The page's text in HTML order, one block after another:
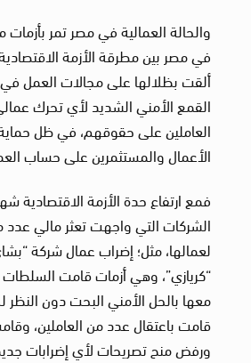
والحالة العمالية في مصر تمر بأزمات
في مصر بين مطرقة الأزمة
ألقت بظلالها على مجالات العمل
القمع الأمني الشديد لأي تحرك
العاملين على حقوقهم، في ظل حماية
الأعمال والمستثمرين على حساب
فمع ارتفاع حدة الأزمة الاقتصادية
الشركات التي واجهت تعثر مالي عدد
لعمالها، مثل؛ إضراب عمال شركة
“كريازي”، وهي أزمات قامت السلطات
معها بالحل الأمني البحت دون النظر
قامت باعتقال عدد من العاملين،
ورفض منح تصريحات لأي إضرابات